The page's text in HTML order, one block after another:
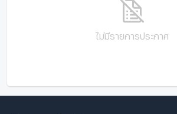
ไม่มีรายการประกาศ